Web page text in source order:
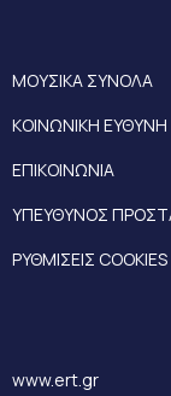
ΜΟΥΣΙΚΑ ΣΥΝΟΛΑ
ΚΟΙΝΩΝΙΚΗ ΕΥΘΥΝΗ
ΕΠΙΚΟΙΝΩΝΙΑ
ΥΠΕΥΘΥΝΟΣ
ΡΥΘΜΙΣΕΙΣ COOKIES
www.ert.gr